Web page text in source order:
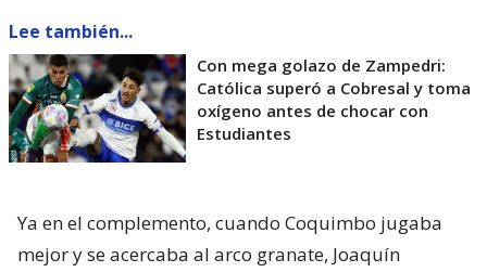
Lee también...
Con mega golazo de Zampedri:
Católica superó a Cobresal y toma
oxígeno antes de chocar con
Estudiantes
Ya en el complemento, cuando Coquimbo jugaba
mejor y se acercaba al arco granate, Joaquín